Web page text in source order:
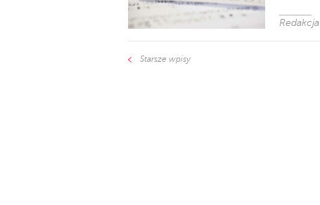
Redakcja
Starsze wpisy